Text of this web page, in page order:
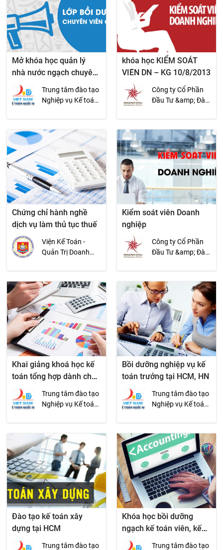
Mở khóa học quản lý
nhà nước ngạch chuyên
viên, ngạch chuyên viên
chính
Trung tâm đào tạo
Nghiệp vụ Kế toán
khóa học KIỂM SOÁT
VIÊN DN – KG 10/8/2013
Công ty Cổ Phần
Đầu Tư &amp; Đào
Chứng chỉ hành nghề
dịch vụ làm thủ tục thuế
Viện Kế Toán -
Quản Trị Doanh
Kiểm soát viên Doanh
nghiệp
Công ty Cổ Phần
Đầu Tư &amp; Đào
Khai giảng khoá học kế
toán tổng hợp dành cho
người mới bắt đầu
Trung tâm đào tạo
Nghiệp vụ Kế toán
Bồi dưỡng nghiệp vụ kế
toán trưởng tại HCM, HN
Trung tâm đào tạo
Nghiệp vụ Kế toán
Đào tạo kế toán xây
dựng tại HCM
Trung tâm đào tạo
Khóa học bồi dưỡng
ngạch kế toán viên, kế
toán viên chính
Trung tâm đào tạo